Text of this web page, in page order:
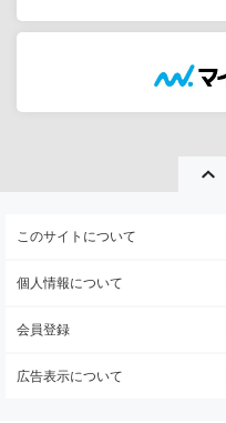
このサイトについて
個人情報について
会員登録
広告表示について